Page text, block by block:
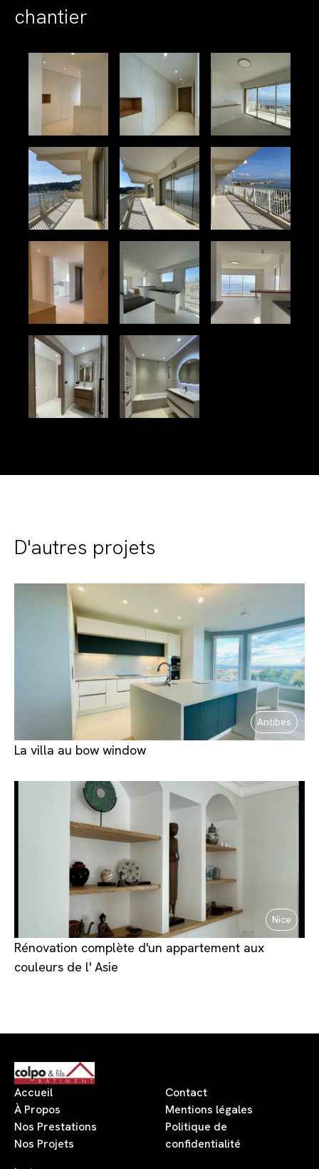
chantier
D'autres projets
Antibes
La villa au bow window
Nice
Rénovation complète d'un appartement aux
couleurs de l' Asie
Accueil
À Propos
Nos Prestations
Nos Projets
Contact
Mentions légales
Politique de
confidentialité